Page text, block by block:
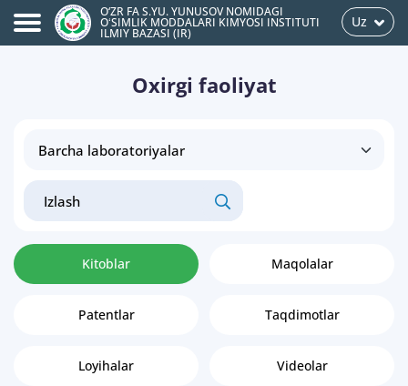
O‘ZR FA S.YU. YUNUSOV NOMIDAGI
OʻSIMLIK MODDALARI KIMYOSI INSTITUTI
ILMIY BAZASI (IR)
Uz
Oxirgi faoliyat
Kitoblar Maqolalar
Patentlar Taqdimotlar
Loyihalar Videolar